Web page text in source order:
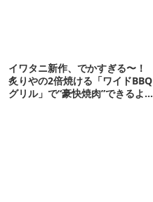
イワタニ新作、でかすぎる〜！
炙りやの2倍焼ける「ワイドBBQ
グリル」で“豪快焼肉”できるよ